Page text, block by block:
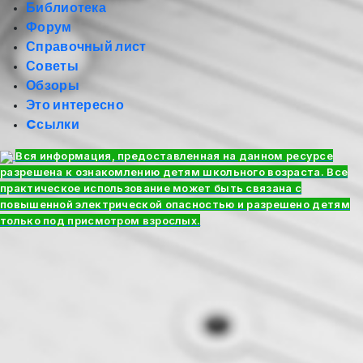
Библиотека
Форум
Справочный лист
Советы
Обзоры
Это интересно
Cсылки
Вся информация, предоставленная на данном ресурсе
разрешена к ознакомлению детям школьного возраста. Все
практическое использование может быть связана с
повышенной электрической опасностью и разрешено детям
только под присмотром взрослых.